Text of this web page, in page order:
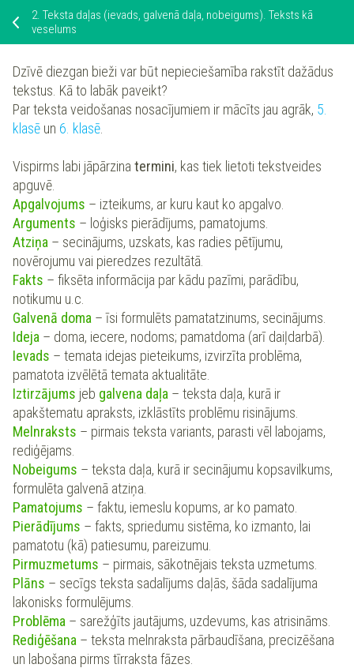
2. Teksta daļas (ievads, galvenā daļa, nobeigums). Teksts kā
veselums
Dzīvē diezgan bieži var būt nepieciešamība rakstīt dažādus
tekstus. Kā to labāk paveikt?
Par teksta veidošanas nosacījumiem ir mācīts jau agrāk, 5.
klasē un 6. klasē.
Vispirms labi jāpārzinatermini, kas tiek lietoti tekstveides
apguvē.
Apgalvojums – izteikums, ar kuru kaut ko apgalvo.
Arguments – loģisks pierādījums, pamatojums.
Atziņa – secinājums, uzskats, kas radies pētījumu,
novērojumu vai pieredzes rezultātā.
Fakts – fiksēta informācija par kādu pazīmi, parādību,
notikumu u.c.
Galvenā doma – īsi formulēts pamatatzinums, secinājums.
Ideja – doma, iecere, nodoms; pamatdoma (arī daiļdarbā).
Ievads – temata idejas pieteikums, izvirzīta problēma,
pamatota izvēlētā temata aktualitāte.
Iztirzājums jeb galvena daļa – teksta daļa, kurā ir
apakštematu apraksts, izklāstīts problēmu risinājums.
Melnraksts – pirmais teksta variants, parasti vēl labojams,
rediģējams.
Nobeigums – teksta daļa, kurā ir secinājumu kopsavilkums,
formulēta galvenā atziņa.
Pamatojums – faktu, iemeslu kopums, ar ko pamato.
Pierādījums – fakts, spriedumu sistēma, ko izmanto, lai
pamatotu (kā) patiesumu, pareizumu.
Pirmuzmetums – pirmais, sākotnējais teksta uzmetums.
Plāns – secīgs teksta sadalījums daļās, šāda sadalījuma
lakonisks formulējums.
Problēma – sarežģīts jautājums, uzdevums, kas atrisināms.
Rediģēšana – teksta melnraksta pārbaudīšana, precizēšana
un labošana pirms tīrraksta fāzes.